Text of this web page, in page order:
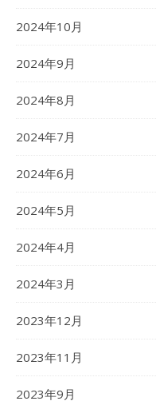
2024年10月
2024年9月
2024年8月
2024年7月
2024年6月
2024年5月
2024年4月
2024年3月
2023年12月
2023年11月
2023年9月